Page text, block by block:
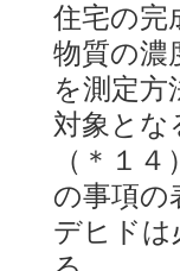
住宅の完
物質の濃
を測定方
対象とな
（＊１
の事項の
デヒドは